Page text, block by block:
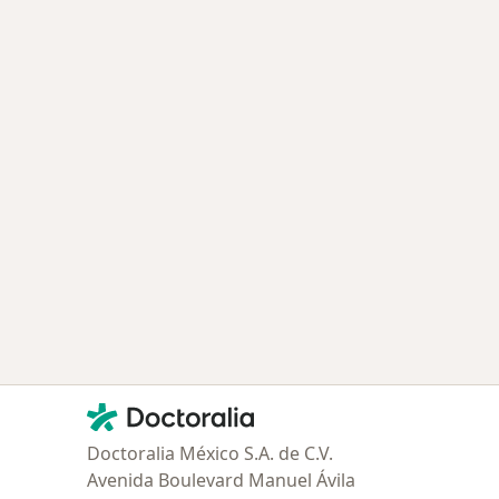
Contacto
Doctoralia - Página de inicio
Doctoralia México S.A. de C.V.
Avenida Boulevard Manuel Ávila